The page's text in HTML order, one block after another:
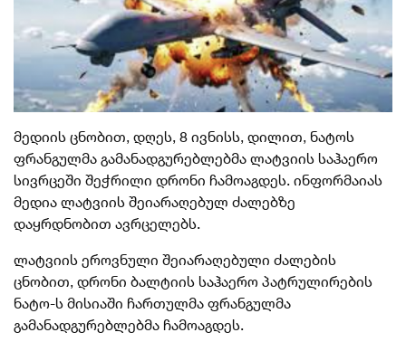
მედიის ცნობით, დღეს, 8 ივნისს, დილით, ნატოს
ფრანგულმა გამანადგურებლებმა ლატვიის საჰაერო
სივრცეში შეჭრილი დრონი ჩამოაგდეს. ინფორმაიას
მედია ლატვიის შეიარაღებულ ძალებზე
დაყრდნობით ავრცელებს.
ლატვიის ეროვნული შეიარაღებული ძალების
ცნობით, დრონი ბალტიის საჰაერო პატრულირების
ნატო-ს მისიაში ჩართულმა ფრანგულმა
გამანადგურებლებმა ჩამოაგდეს.